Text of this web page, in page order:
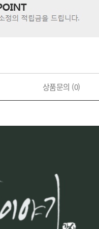
상품문의 (0)